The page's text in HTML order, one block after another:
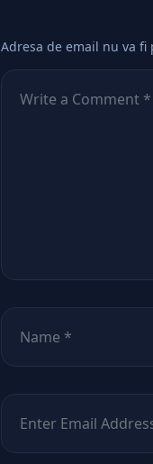
Adresa de email nu va fi